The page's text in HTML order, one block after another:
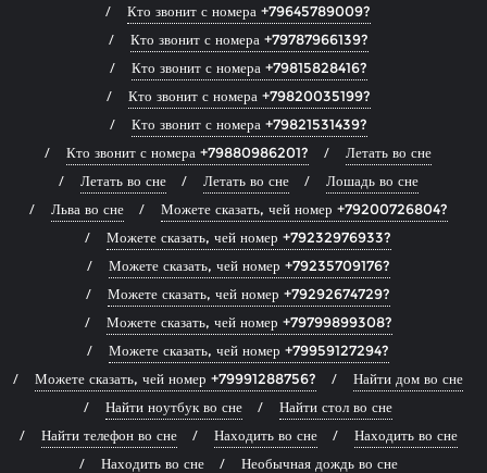
Кто звонит с номера +79645789009?
Кто звонит с номера +79787966139?
Кто звонит с номера +79815828416?
Кто звонит с номера +79820035199?
Кто звонит с номера +79821531439?
Кто звонит с номера +79880986201?
Летать во сне
Летать во сне
Летать во сне
Лошадь во сне
Льва во сне
Можете сказать, чей номер +79200726804?
Можете сказать, чей номер +79232976933?
Можете сказать, чей номер +79235709176?
Можете сказать, чей номер +79292674729?
Можете сказать, чей номер +79799899308?
Можете сказать, чей номер +79959127294?
Можете сказать, чей номер +79991288756?
Найти дом во сне
Найти ноутбук во сне
Найти стол во сне
Найти телефон во сне
Находить во сне
Находить во сне
Находить во сне
Необычная дождь во сне